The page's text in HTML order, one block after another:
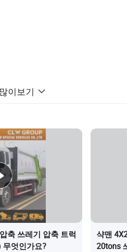
이보기
축 쓰레기 압축 트럭
무엇인가요?
샥맨
20tons